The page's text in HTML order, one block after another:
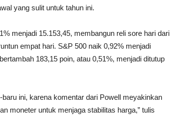
yang sulit untuk tahun ini.
menjadi 15.153,45, membangun reli sore hari dari
empat hari. S&P 500 naik 0,92% menjadi
183,15 poin, atau 0,51%, menjadi ditutup
ini, karena komentar dari Powell meyakinkan
moneter untuk menjaga stabilitas harga,” tulis